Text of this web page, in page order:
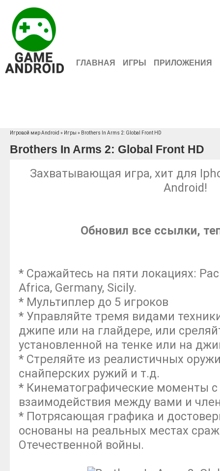
ГЛАВНАЯ ИГРЫ ПРИЛОЖЕНИЯ
Игровой мир Android » Игры » Brothers In Arms 2: Global Front HD
Brothers In Arms 2: Global Front HD
Захватывающая игра, хит для
Android!
Обновил все ссылки,
* Сражайтесь на пяти локациях:
Africa, Germany, Sicily.
* Мультиплер до 5 игроков
* Управляйте тремя видами
джипе или на глайдере, или
установленной на тенке или на
* Стреляйте из реалистичных
снайперских ружий и т.д.
* Кинематографические моменты с
взаимодействия между вами и
* Потрясающая графика и
основаны на реальных местах
Отечественной войны.